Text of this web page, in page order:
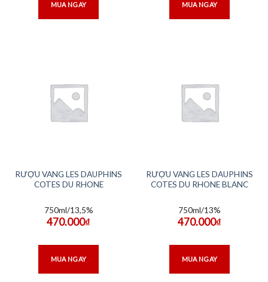
MUA NGAY MUA NGAY
RƯỢU VANG LES DAUPHINS
COTES DU RHONE
750ml/13,5%
470.000₫
MUA NGAY
RƯỢU VANG LES DAUPHINS
COTES DU RHONE BLANC
750ml/13%
470.000₫
MUA NGAY